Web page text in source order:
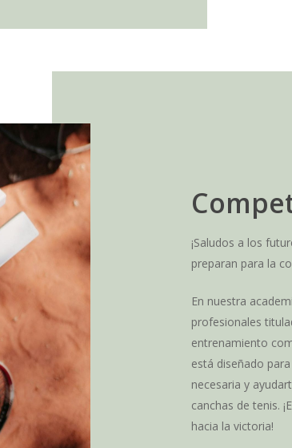
¡Saludos a los
preparan para la
En nuestra
profesionales
entrenamiento
está diseñado
necesaria y
canchas de tenis.
hacia la victoria!